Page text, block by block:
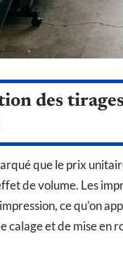
des
que le prix
de volume. Les
ce qu’on
calage et de mise en